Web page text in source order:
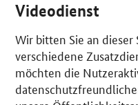
Videodienst
Wir bitten Sie an
verschiedene
möchten die